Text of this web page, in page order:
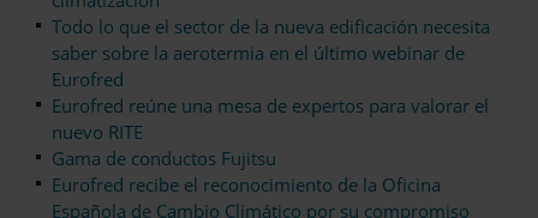
Todo lo que el sector de la nueva edificación necesita
saber sobre la aerotermia en el último webinar de
Eurofred
Eurofred reúne una mesa de expertos para valorar el
nuevo RITE
Gama de conductos Fujitsu
Eurofred recibe el reconocimiento de la Oficina
Española de Cambio Climático por su compromiso